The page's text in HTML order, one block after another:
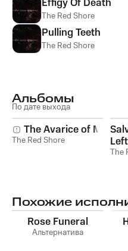
Effigy Of Death
The Red Shore
Pulling Teeth
The Red Shore
Альбомы
По дате выхода
The Avarice of Man
The Red Shore
Left
The
Похожие
Rose Funeral
Альтернатива